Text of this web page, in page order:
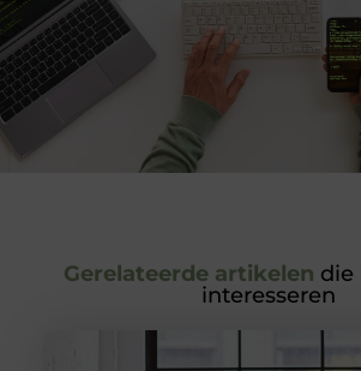
Gerelateerde artikelen die
interesseren